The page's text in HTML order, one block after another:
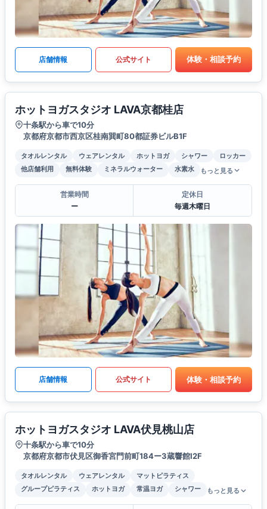
店舗情報 公式サイト 体験・相談予約
ホットヨガスタジオ LAVA京都桂店
十条駅から車で10分
京都府京都市西京区桂南巽町80都証券ビルB1F
タオルレンタル ウェアレンタル ホットヨガ シャワー
ロッカー
他店舗利用
無料体験 ミネラルウォーター 水素水 もっと見る
営業時間
ー
定休日
毎週木曜日
店舗情報 公式サイト 体験・相談予約
ホットヨガスタジオ LAVA伏見桃山店
十条駅から車で10分
京都府京都市伏見区御香宮門前町184ー3蔵響館I2F
タオルレンタル ウェアレンタル
マットピラティス
グループピラティス
ホットヨガ 常温ヨガ シャワー もっと見る